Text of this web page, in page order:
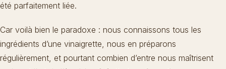
été parfaitement liée.
Car voilà bien le paradoxe : nous connaissons tous les
ingrédients d’une vinaigrette, nous en préparons
régulièrement, et pourtant combien d’entre nous maîtrisent